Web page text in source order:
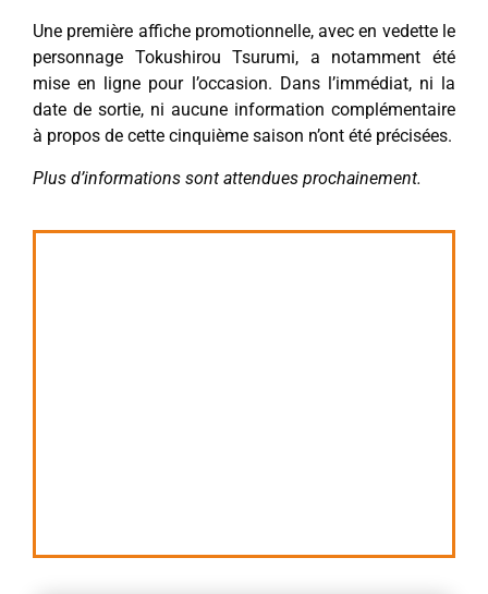
Une première affiche promotionnelle, avec en vedette le
personnage Tokushirou Tsurumi, a notamment été
mise en ligne pour l’occasion. Dans l’immédiat, ni la
date de sortie, ni aucune information complémentaire
à propos de cette cinquième saison n’ont été précisées.
Plus d’informations sont attendues prochainement.